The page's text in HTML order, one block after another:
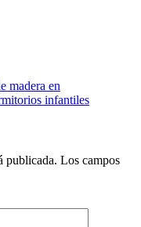
madera en
infantiles
publicada. Los campos